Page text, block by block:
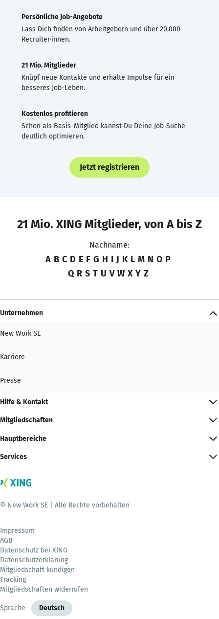
Persönliche Job-Angebote
Lass Dich finden von Arbeitgebern und über 20.000
Recruiter·innen.
21 Mio. Mitglieder
Knüpf neue Kontakte und erhalte Impulse für ein
besseres Job-Leben.
Kostenlos profitieren
Schon als Basis-Mitglied kannst Du Deine Job-Suche
deutlich optimieren.
Jetzt registrieren
21 Mio. XING Mitglieder, von A bis Z
Nachname:
A B C D E F G H I J K L M N O P
Q R S T U V W X Y Z
Unternehmen
New Work SE
Karriere
Presse
Hilfe & Kontakt
Mitgliedschaften
Hauptbereiche
Services
© New Work SE | Alle Rechte vorbehalten
Impressum
AGB
Datenschutz bei XING
Datenschutzerklärung
Mitgliedschaft kündigen
Tracking
Mitgliedschaften widerrufen
Sprache Deutsch